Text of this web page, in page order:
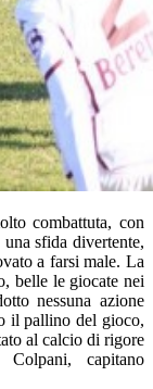
combattuta, con
sfida divertente,
a farsi male. La
belle le giocate nei
nessuna azione
il pallino del gioco,
al calcio di rigore
capitano